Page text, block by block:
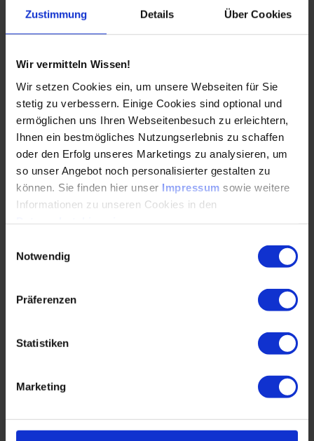
Zustimmung Details Über Cookies
Wir vermitteln Wissen!
Wir setzen Cookies ein, um unsere Webseiten für Sie
stetig zu verbessern. Einige Cookies sind optional und
ermöglichen uns Ihren Webseitenbesuch zu erleichtern,
Ihnen ein bestmögliches Nutzungserlebnis zu schaffen
oder den Erfolg unseres Marketings zu analysieren, um
so unser Angebot noch personalisierter gestalten zu
können. Sie finden hier unser Impressum sowie weitere
Informationen zu unseren Cookies in den
Notwendig
Präferenzen
Statistiken
Marketing
Aus gut gemeint wird gut gemacht
02.10.2025
In diesem Interview betont Dr. Sven J. Körner, dass
Europas Stärke im tiefen Prozesswissen liegt.
Verknüpft mit spezialisierter KI entstehen
Lösungen,…
WEITERLESEN
zur Großküche
Fabriken, sondern auch in Gastronomie, Pflege und
Alltag. In unserem Interview erklärt Dr. Hendrik…